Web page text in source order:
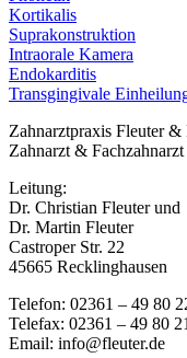
Kortikalis
Suprakonstruktion
Intraorale Kamera
Endokarditis
Transgingivale
Zahnarztpraxis Fleuter &
Zahnarzt &
Leitung:
Dr. Christian Fleuter und
Dr. Martin Fleuter
Castroper Str. 22
45665 Recklinghausen
Telefon: 02361 – 49 80
Telefax: 02361 – 49 80 21
Email: info@fleuter.de